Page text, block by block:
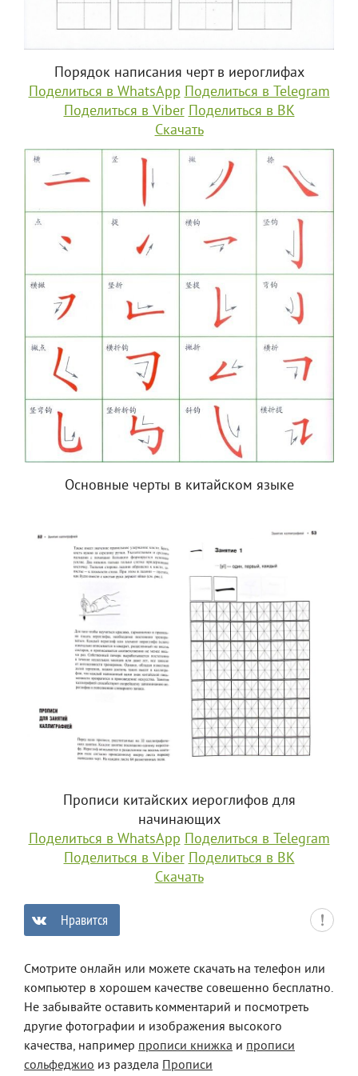
Порядок написания черт в иероглифах
Поделиться в WhatsApp Поделиться в Telegram
Поделиться в Viber Поделиться в ВК
Скачать
Основные черты в китайском языке
Прописи китайских иероглифов для
начинающих
Поделиться в WhatsApp Поделиться в Telegram
Поделиться в Viber Поделиться в ВК
Скачать
Нравится
Смотрите онлайн или можете скачать на телефон или
компьютер в хорошем качестве совешенно бесплатно.
Не забывайте оставить комментарий и посмотреть
другие фотографии и изображения высокого
качества, например прописи книжка и прописи
сольфеджио из раздела Прописи